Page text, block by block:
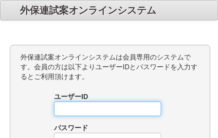
外保連試案オンラインシステム
外保連試案オンラインシステムは会員専用のシステムで
す。会員の方は以下よりユーザーIDとパスワードを入力す
るとご利用頂けます。
ユーザーID
パスワード